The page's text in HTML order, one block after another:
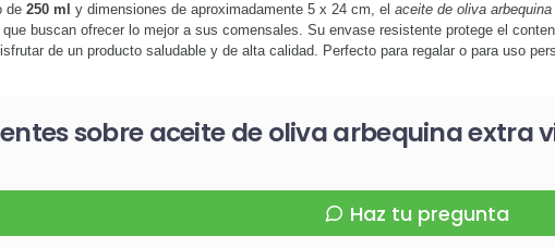
de 250 ml y dimensiones de aproximadamente 5 x 24 cm, el aceite de oliva
buscan ofrecer lo mejor a sus comensales. Su envase resistente protege el
de un producto saludable y de alta calidad. Perfecto para regalar o para uso
sobre aceite de oliva arbequina extra
Haz tu pregunta